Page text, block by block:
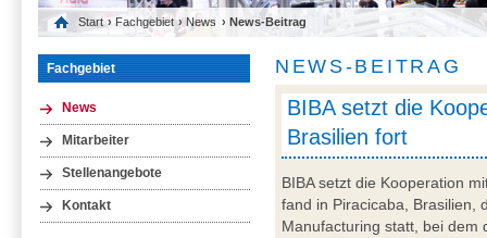
Start › Fachgebiet › News › News-Beitrag
Fachgebiet
News
Mitarbeiter
Stellenangebote
Kontakt
NEWS-BEITRAG
BIBA setzt die
Brasilien fort
BIBA setzt die Kooperation
fand in Piracicaba, Brasilien,
Manufacturing statt, bei dem